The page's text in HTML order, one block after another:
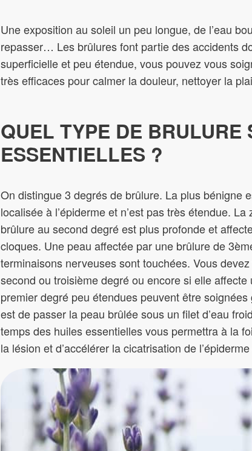
Une exposition au soleil un peu longue, de l’eau
repasser… Les brûlures font partie des accidents
superficielle et peu étendue, vous pouvez vous
très efficaces pour calmer la douleur, nettoyer la
QUEL TYPE DE
ESSENTIELLES ?
On distingue 3 degrés de brûlure. La plus bénigne
localisée à l’épiderme et n’est pas très étendue.
brûlure au second degré est plus profonde et
cloques. Une peau affectée par une brûlure de
terminaisons nerveuses sont touchées. Vous
second ou troisième degré ou encore si elle
premier degré peu étendues peuvent être
est de passer la peau brûlée sous un filet d’eau
temps des huiles essentielles vous permettra à la
la lésion et d’accélérer la cicatrisation de